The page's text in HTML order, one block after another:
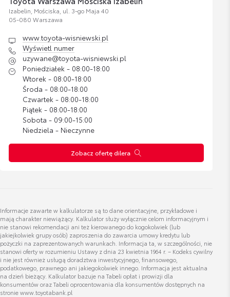
200,37 zł
KLAUDIA KRAUZE
SPEC DS. LEASINGÓW, KREDYTÓW I UBEZPIECZEŃ
Wyświetl numer
KLAUDIA.KRAUZE@TOYOTA-WISNIEWSKI.PL
Marcin Wencławiak
uzywane@toyota-wisniewski.pl
Bartłomiej Ziółek
Specjalista ds. sprzedaży samochodów nowych
Izabelin, Mościska, ul. 3-go Maja 40
05-080 Warszawa
www.toyota-wisniewski.pl
Wyświetl numer
uzywane@toyota-wisniewski.pl
Poniedziałek - 08:00-18:00
Wtorek - 08:00-18:00
Środa - 08:00-18:00
Czwartek - 08:00-18:00
Piątek - 08:00-18:00
Sobota - 09:00-15:00
Niedziela - Nieczynne
Zobacz ofertę dilera
Informacje zawarte w kalkulatorze są to dane orientacyjne, przykładowe i
mają charakter niewiążący. Kalkulator służy wyłącznie celom informacyjnym i
nie stanowi rekomendacji ani też kierowanego do kogokolwiek (lub
jakiejkolwiek grupy osób) zaproszenia do zawarcia umowy kredytu lub
pożyczki na zaprezentowanych warunkach. Informacja ta, w szczególności, nie
stanowi oferty w rozumieniu Ustawy z dnia 23 kwietnia 1964 r. – Kodeks cywilny
i nie jest również usługą doradztwa inwestycyjnego, finansowego,
podatkowego, prawnego ani jakiegokolwiek innego. Informacja jest aktualna
na dzień bieżący. Kalkulator bazuje na Tabeli opłat i prowizji dla
konsumentów oraz Tabeli oprocentowania dla konsumentów dostępnych na
stronie www.toyotabank.pl